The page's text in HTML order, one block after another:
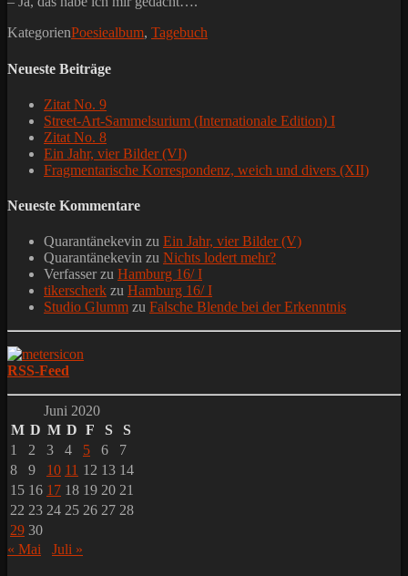
KategorienPoesiealbum, Tagebuch
Neueste Beiträge
Zitat No. 9
Street-Art-Sammelsurium (Internationale Edition) I
Zitat No. 8
Ein Jahr, vier Bilder (VI)
Fragmentarische Korrespondenz, weich und divers (XII)
Neueste Kommentare
Quarantänekevin zu Ein Jahr, vier Bilder (V)
Quarantänekevin zu Nichts lodert mehr?
Verfasserzu Hamburg 16/ I
tikerscherk zu Hamburg 16/ I
Studio Glumm zu Falsche Blende bei der Erkenntnis
RSS-Feed
Juni 2020
M D M D F S
S
1
2 3 4 5 6
7
8
9 10 11 12 13 14
15 16 17 18 19 20 21
22 23 24 25 26 27 28
29 30
« Mai
Juli »